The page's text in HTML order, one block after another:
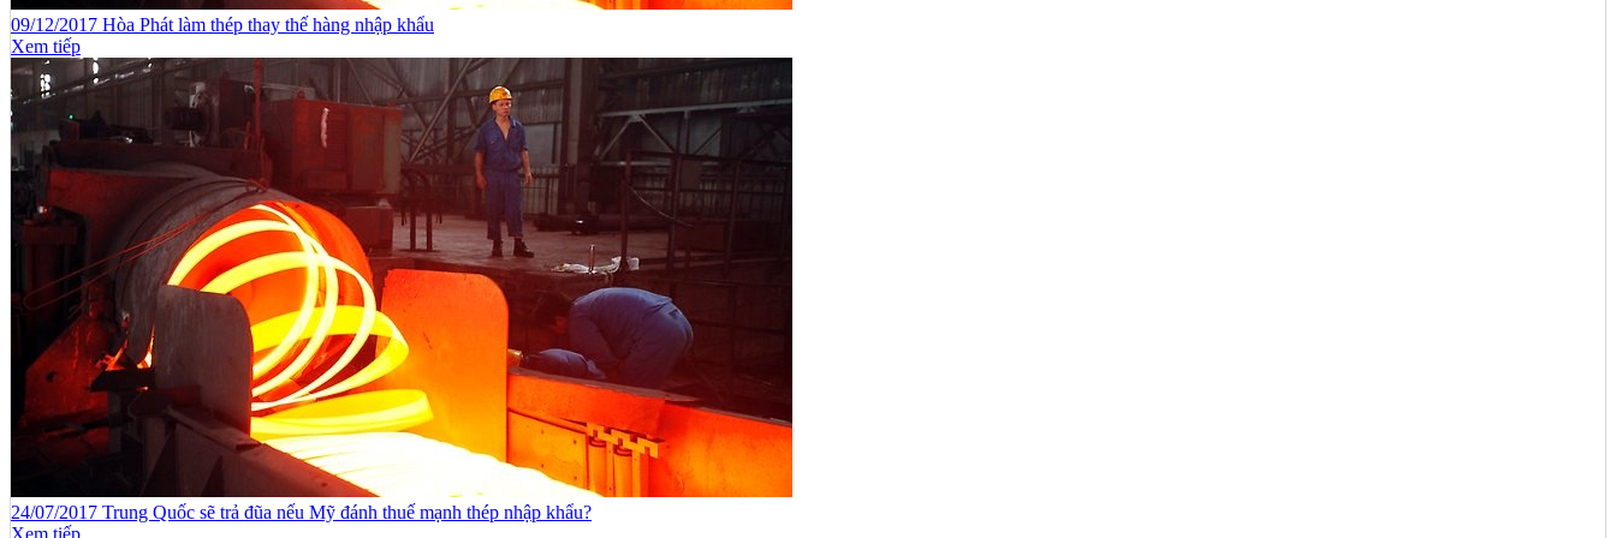
09/12/2017 Hòa Phát làm thép thay thế hàng nhập khẩu
Xem tiếp
24/07/2017 Trung Quốc sẽ trả đũa nếu Mỹ đánh thuế mạnh thép nhập khẩu?